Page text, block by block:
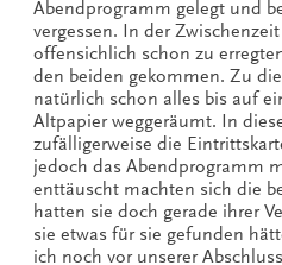
Abendprogramm gelegt und
vergessen. In der
offensichlich schon zu
den beiden gekommen. Zu
natürlich schon alles bis auf
Altpapier weggeräumt. In
zufälligerweise die
jedoch das Abendprogramm
enttäuscht machten sich die
hatten sie doch gerade ihrer
sie etwas für sie gefunden
ich noch vor unserer